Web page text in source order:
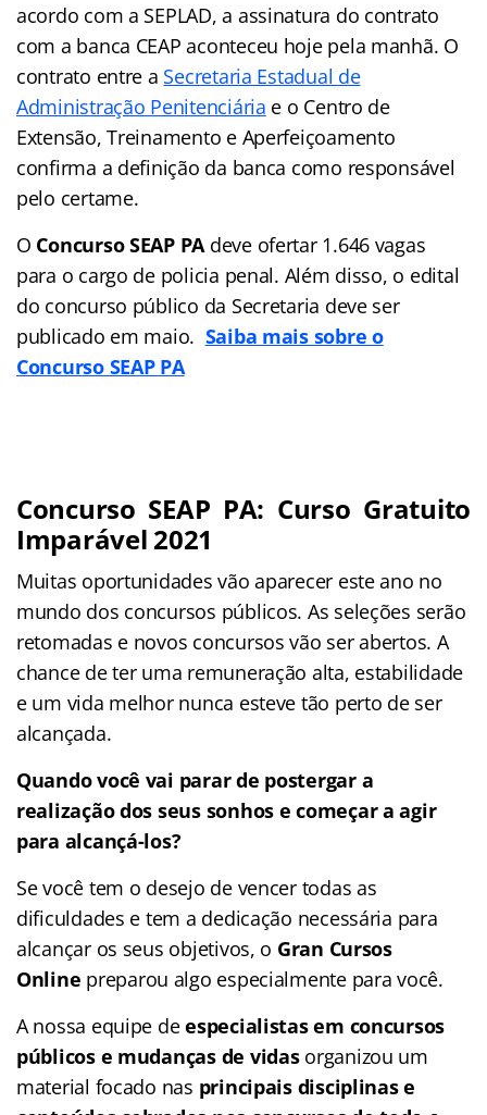
acordo com a SEPLAD, a assinatura do contrato
com a banca CEAP aconteceu hoje pela manhã. O
contrato entre a Secretaria Estadual de
Administração Penitenciária e o Centro de
Extensão, Treinamento e Aperfeiçoamento
confirma a definição da banca como responsável
pelo certame.
O Concurso SEAP PAdeve ofertar 1.646 vagas
para o cargo de policia penal. Além disso, o edital
do concurso público da Secretaria deve ser
publicado em maio. Saiba mais sobre o
Concurso SEAP PA
Concurso SEAP PA: Curso Gratuito
Imparável 2021
Muitas oportunidades vão aparecer este ano no
mundo dos concursos públicos. As seleções serão
retomadas e novos concursos vão ser abertos. A
chance de ter uma remuneração alta, estabilidade
e um vida melhor nunca esteve tão perto de ser
alcançada.
Quando você vai parar de postergar a
realização dos seus sonhos e começar a agir
para alcançá-los?
Se você tem o desejo de vencer todas as
dificuldades e tem a dedicação necessária para
alcançar os seus objetivos, o Gran Cursos
Online preparou algo especialmente para você.
A nossa equipe deespecialistas em concursos
públicos e mudanças de vidasorganizou um
material focado nas principais disciplinas e